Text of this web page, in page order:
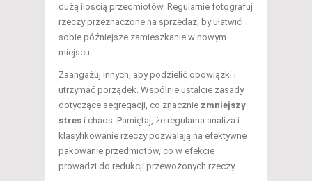
dużą ilością przedmiotów. Regularnie fotografuj
rzeczy przeznaczone na sprzedaż, by ułatwić
sobie późniejsze zamieszkanie w nowym
miejscu.
Zaangażuj innych, aby podzielić obowiązki i
utrzymać porządek. Wspólnie ustalcie zasady
dotyczące segregacji, co znacznie zmniejszy
stres i chaos. Pamiętaj, że regularna analiza i
klasyfikowanie rzeczy pozwalają na efektywne
pakowanie przedmiotów, co w efekcie
prowadzi do redukcji przewożonych rzeczy.